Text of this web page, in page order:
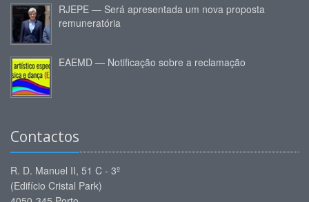
RJEPE — Será apresentada um nova proposta
remuneratória
EAEMD — Notificação sobre a reclamação
Contactos
R. D. Manuel II, 51 C - 3º
(Edifício Cristal Park)